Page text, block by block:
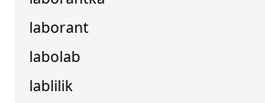
laborant
labolab
lablilik